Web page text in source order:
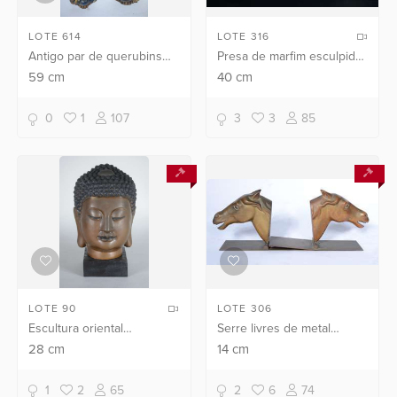
LOTE 614
Antigo par de querubins
em talha de madeira
conchas. Restaurados.
59cm
0 1 107
LOTE 316
Presa de marfim esculpida
com pagodes e figuras,
40 cm
3 3 85
LOTE 90
Escultura oriental
representando "Cabeça de
28cm
1 2 65
LOTE 306
Serre livres de metal
dourado com cabeças de
14 cm
2 6 74